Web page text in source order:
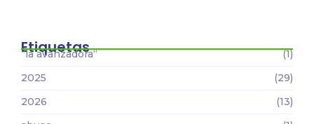
Etiquetas
“la avanzadora“
(1)
2025
(29)
2026
(13)